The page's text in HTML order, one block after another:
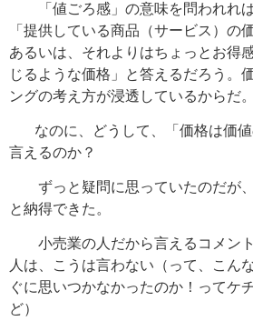
「値ごろ感」の意味を問われれば
「提供している商品（サービス）の
あるいは、それよりはちょっとお得
じるような価格」と答えるだろう。
ングの考え方が浸透しているからだ。
なのに、どうして、「価格は価
言えるのか？
ずっと疑問に思っていたのだが、
と納得できた。
小売業の人だから言えるコメン
人は、こうは言わない（って、こん
ぐに思いつかなかったのか！ってケ
ど）